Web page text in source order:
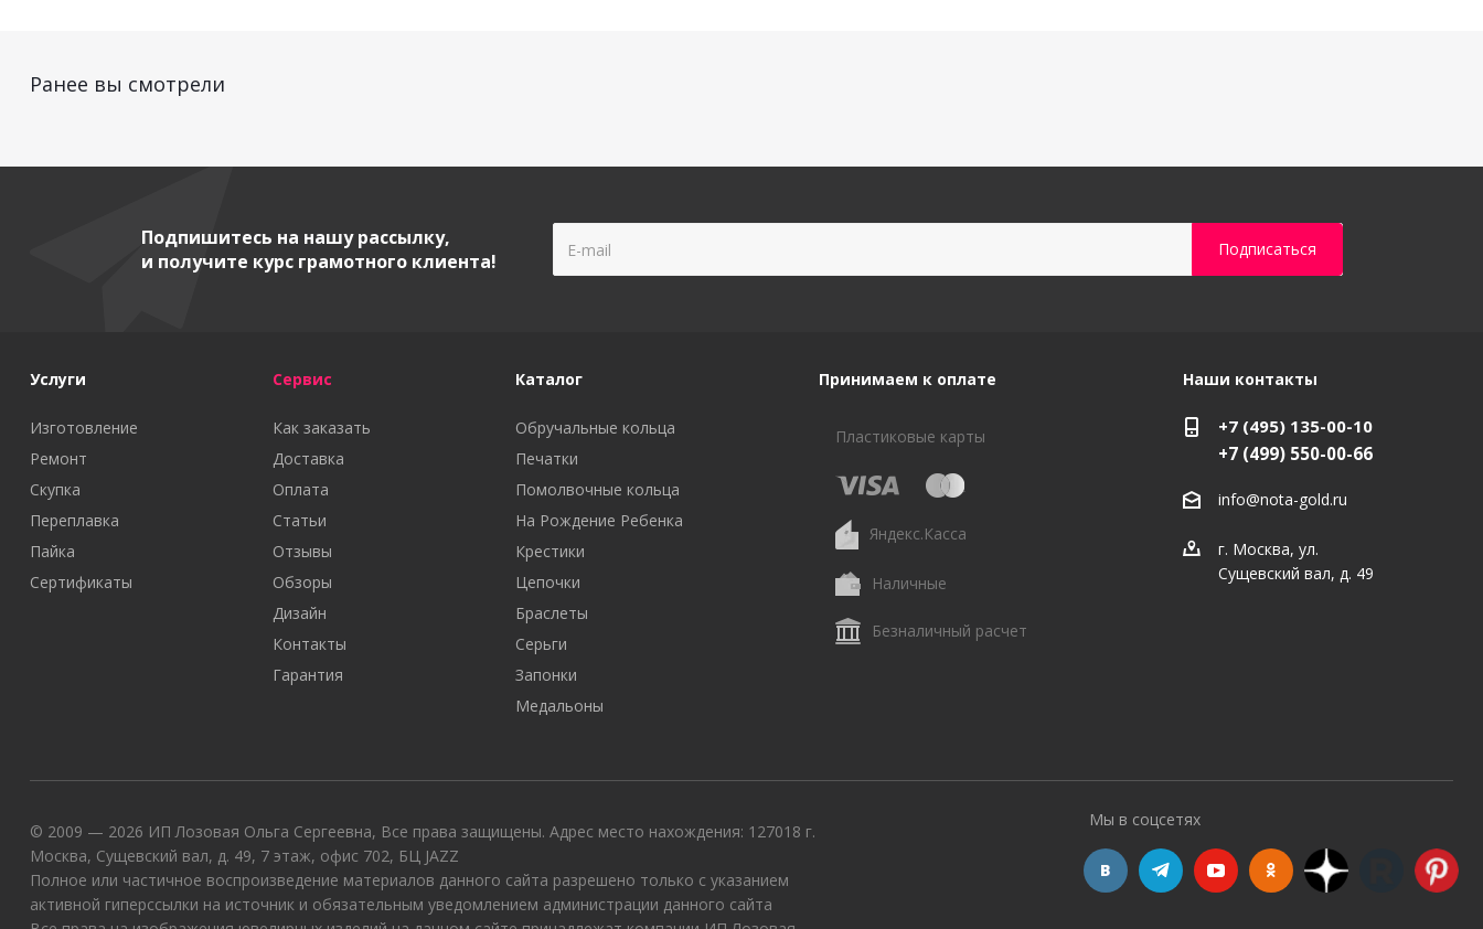
Ранее вы смотрели
Подпишитесь на нашу рассылку,
и получите курс грамотного клиента!
Услуги
Изготовление
Ремонт
Скупка
Переплавка
Пайка
Сертификаты
Сервис
Как заказать
Доставка
Оплата
Статьи
Отзывы
Обзоры
Дизайн
Контакты
Гарантия
Каталог
Обручальные кольца
Печатки
Помолвочные кольца
На Рождение Ребенка
Крестики
Цепочки
Браслеты
Серьги
Запонки
Медальоны
Принимаем к оплате
Пластиковые карты
Яндекс.Касса
Наличные
Безналичный расчет
Наши контакты
+7 (495) 135-00-10
+7 (499) 550-00-66
info@nota-gold.ru
г. Москва, ул.
Сущевский вал, д. 49
© 2009 — 2026 ИП Лозовая Ольга Сергеевна, Все права защищены. Адрес место нахождения: 127018 г.
Москва, Сущевский вал, д. 49, 7 этаж, офис 702, БЦ JAZZ
Полное или частичное воспроизведение материалов данного сайта разрешено только с указанием
активной гиперссылки на источник и обязательным уведомлением администрации данного сайта
Мы в соцсетях